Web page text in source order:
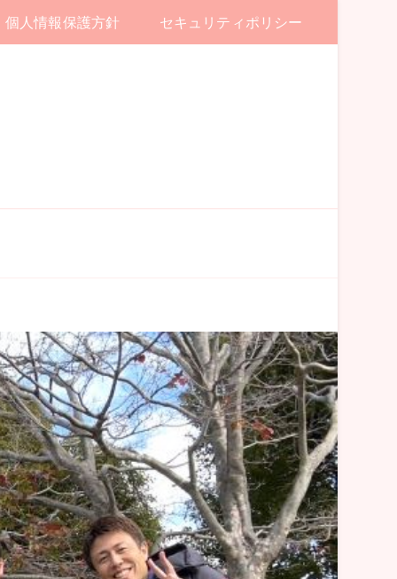
個人情報保護方針 セキュリティポリシー